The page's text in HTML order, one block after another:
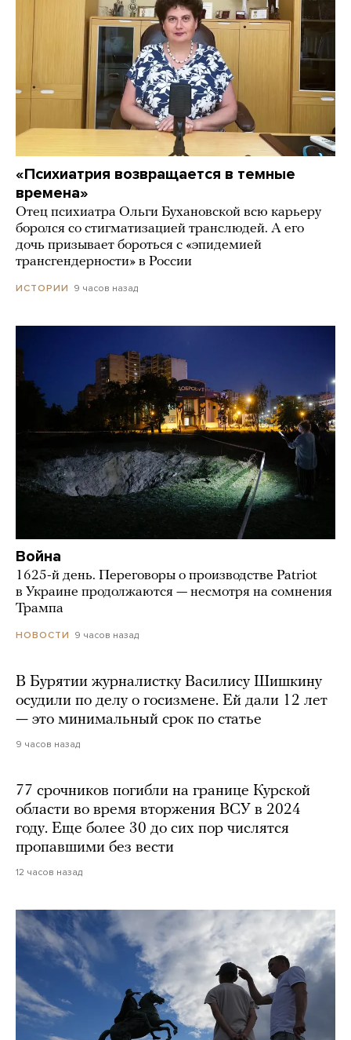
«Психиатрия возвращается в темные
времена»
Отец психиатра Ольги Бухановской всю карьеру
боролся со стигматизацией транслюдей. А его
дочь призывает бороться с «эпидемией
трансгендерности» в России
ИСТОРИИ 9 часов назад
Война
1625-й день. Переговоры о производстве Patriot
в Украине продолжаются — несмотря на сомнения
Трампа
НОВОСТИ 9 часов назад
В Бурятии журналистку Василису Шишкину
осудили по делу о госизмене. Ей дали 12 лет
— это минимальный срок по статье
9 часов назад
77 срочников погибли на границе Курской
области во время вторжения ВСУ в 2024
году. Еще более 30 до сих пор числятся
пропавшими без вести
12 часов назад